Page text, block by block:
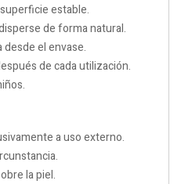
estable.
de forma natural.
desde el envase.
de cada utilización.
a uso externo.
la piel.